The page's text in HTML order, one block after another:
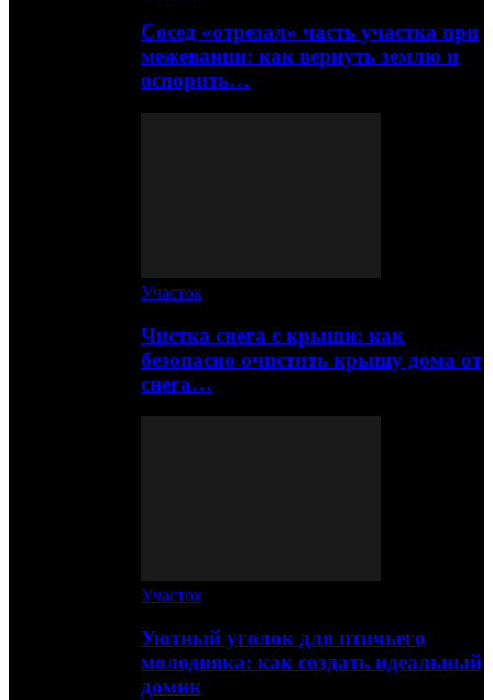
Сосед «отрезал» часть участка при
межевании: как вернуть землю и
оспорить…
Участок
Чистка снега с крыши: как
безопасно очистить крышу дома от
снега…
Участок
Уютный уголок для птичьего
молодняка: как создать идеальный
домик